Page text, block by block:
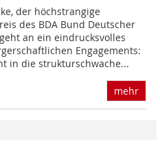
der höchstrangige
des BDA Bund Deutscher
an ein eindrucksvolles
Engagements:
in die strukturschwache...
mehr